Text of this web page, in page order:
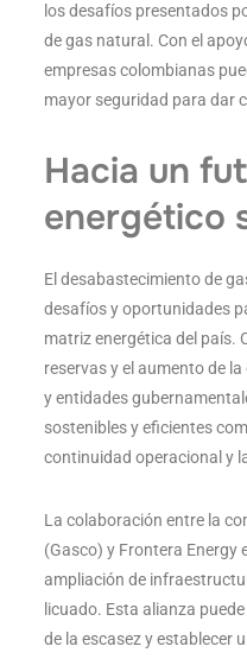
los desafíos presentados
de gas natural. Con el
empresas colombianas
mayor seguridad para dar
Hacia un
energético
El desabastecimiento de
desafíos y oportunidades
matriz energética del país.
reservas y el aumento de
y entidades
sostenibles y eficientes
continuidad operacional y
La colaboración entre la
(Gasco) y Frontera Energy
ampliación de
licuado. Esta alianza
de la escasez y establecer